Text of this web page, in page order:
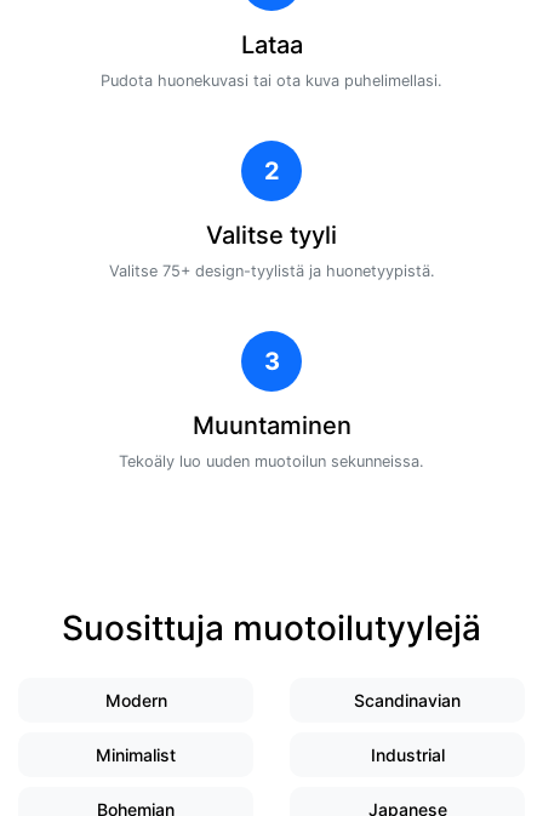
Lataa
Pudota huonekuvasi tai ota kuva puhelimellasi.
2
Valitse tyyli
Valitse 75+ design-tyylistä ja huonetyypistä.
3
Muuntaminen
Tekoäly luo uuden muotoilun sekunneissa.
Suosittuja muotoilutyylejä
Modern Scandinavian
Minimalist Industrial
Bohemian Japanese